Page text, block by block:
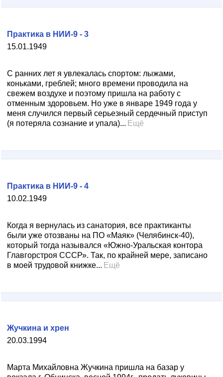
15.01.1949
Практика в НИИ-9 - 3
С ранних лет я увлекалась спортом: лыжами,
коньками, греблей; много времени проводила на
свежем воздухе и поэтому пришла на работу с
отменным здоровьем. Но уже в январе 1949 года у
меня случился первый серьезный сердечный приступ
(я потеряла сознание и упала)... Ещё
10.02.1949
Практика в НИИ-9 - 4
Когда я вернулась из санатория, все практиканты
были уже отозваны на ПО «Маяк» (Челябинск-40),
который тогда назывался «Южно-Уральская контора
Главгорстроя СССР». Так, по крайней мере, записано
в моей трудовой книжке... Ещё
20.03.1994
Жучкина и хрен
Марта Михайловна Жучкина пришла на базар у